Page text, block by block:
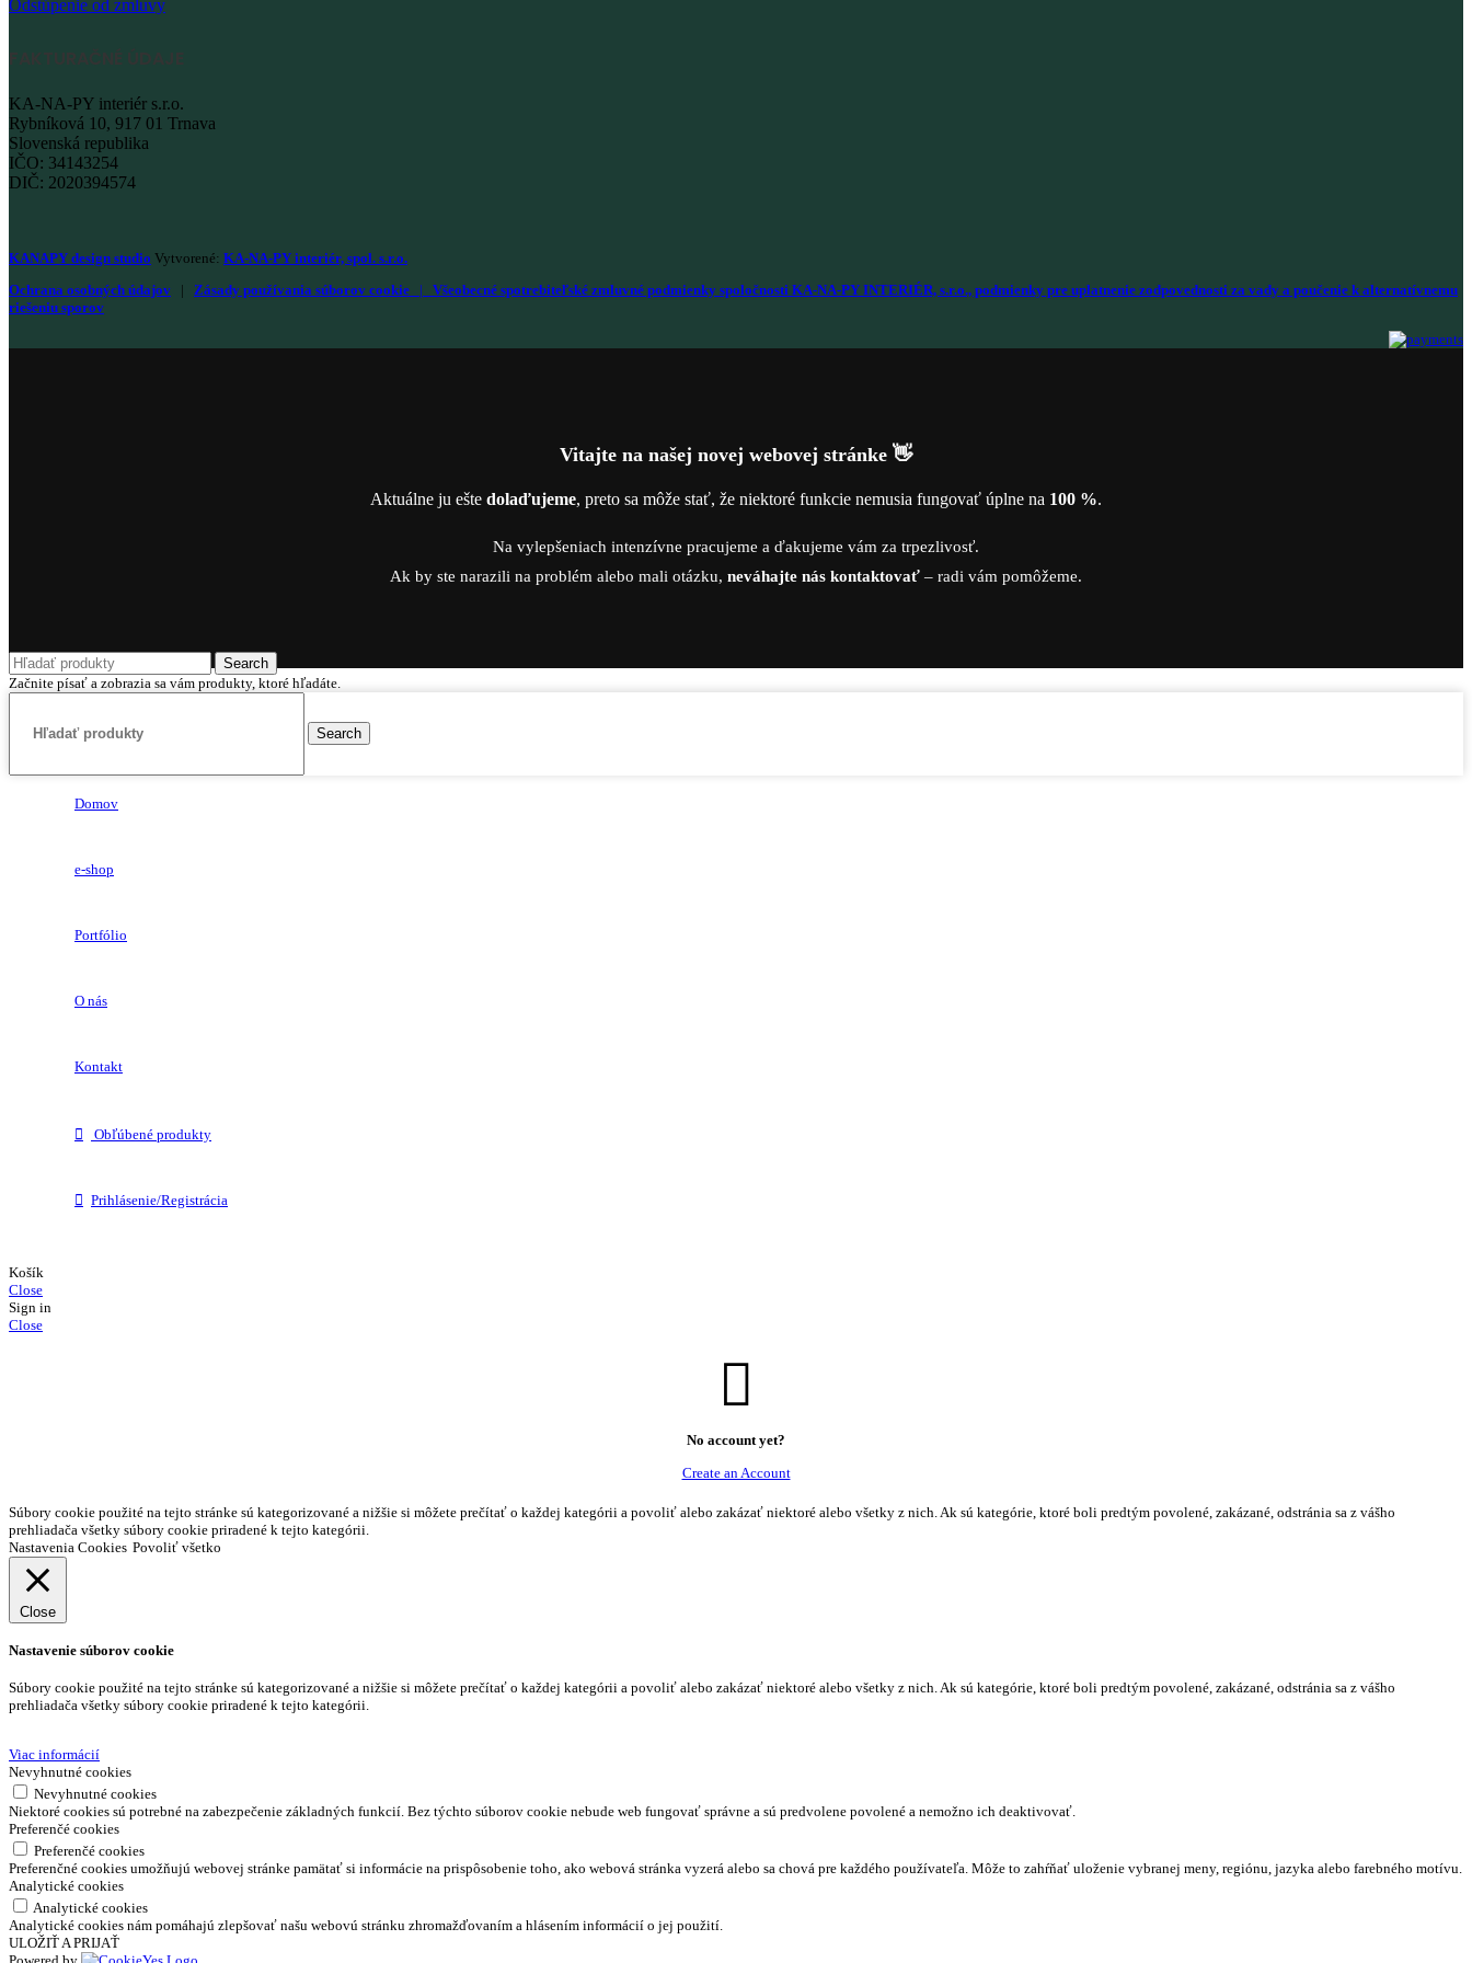
Odstúpenie od zmluvy
FAKTURAČNÉ ÚDAJE
KA-NA-PY interiér s.r.o.
Rybníková 10, 917 01 Trnava
Slovenská republika
IČO: 34143254
DIČ: 2020394574
KANAPY design studio Vytvorené: KA-NA-PY interiér, spol. s.r.o.
Ochrana osobných údajov | Zásady používania súborov cookie | Všeobecné spotrebiteľské zmluvné podmienky spoločnosti KA-NA-PY INTERIÉR, s.r.o., podmienky pre uplatnenie zodpovednosti za vady a poučenie k alternatívnemu
riešeniu sporov
Vitajte na našej novej webovej stránke 👋
Aktuálne ju ešte dolaďujeme, preto sa môže stať, že niektoré funkcie nemusia fungovať úplne na 100 %.
Na vylepšeniach intenzívne pracujeme a ďakujeme vám za trpezlivosť.
Ak by ste narazili na problém alebo mali otázku, neváhajte nás kontaktovať – radi vám pomôžeme.
Search
Začnite písať a zobrazia sa vám produkty, ktoré hľadáte.
Search
Domov
e-shop
Portfólio
O nás
Kontakt
Obľúbené produkty
Prihlásenie/Registrácia
Košík
Close
Sign in
Close
No account yet?
Create an Account
Súbory cookie použité na tejto stránke sú kategorizované a nižšie si môžete prečítať o každej kategórii a povoliť alebo zakázať niektoré alebo všetky z nich. Ak sú kategórie, ktoré boli predtým povolené, zakázané, odstránia sa z vášho
prehliadača všetky súbory cookie priradené k tejto kategórii.
Nastavenia Cookies Povoliť všetko
Close
Nastavenie súborov cookie
Súbory cookie použité na tejto stránke sú kategorizované a nižšie si môžete prečítať o každej kategórii a povoliť alebo zakázať niektoré alebo všetky z nich. Ak sú kategórie, ktoré boli predtým povolené, zakázané, odstránia sa z vášho
prehliadača všetky súbory cookie priradené k tejto kategórii.
Viac informácií
Nevyhnutné cookies
Nevyhnutné cookies
Niektoré cookies sú potrebné na zabezpečenie základných funkcií. Bez týchto súborov cookie nebude web fungovať správne a sú predvolene povolené a nemožno ich deaktivovať.
Preferenčé cookies
Preferenčé cookies
Preferenčné cookies umožňujú webovej stránke pamätať si informácie na prispôsobenie toho, ako webová stránka vyzerá alebo sa chová pre každého používateľa. Môže to zahŕňať uloženie vybranej meny, regiónu, jazyka alebo farebného motívu.
Analytické cookies
Analytické cookies
Analytické cookies nám pomáhajú zlepšovať našu webovú stránku zhromažďovaním a hlásením informácií o jej použití.
ULOŽIŤ A PRIJAŤ